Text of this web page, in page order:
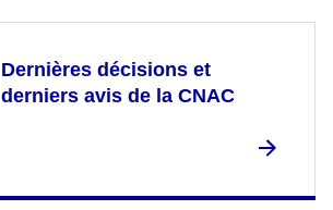
Dernières décisions et
derniers avis de la CNAC